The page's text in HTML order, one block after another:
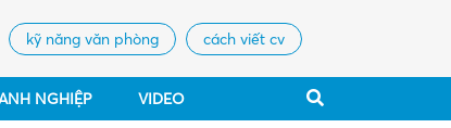
kỹ năng văn phòng cách viết cv
NGHIỆP VIDEO